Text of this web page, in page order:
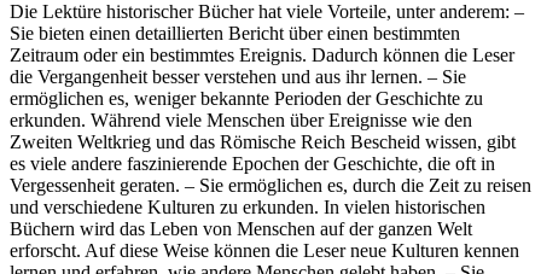
Die Lektüre historischer Bücher hat viele Vorteile, unter anderem: –
Sie bieten einen detaillierten Bericht über einen bestimmten
Zeitraum oder ein bestimmtes Ereignis. Dadurch können die Leser
die Vergangenheit besser verstehen und aus ihr lernen. – Sie
ermöglichen es, weniger bekannte Perioden der Geschichte zu
erkunden. Während viele Menschen über Ereignisse wie den
Zweiten Weltkrieg und das Römische Reich Bescheid wissen, gibt
es viele andere faszinierende Epochen der Geschichte, die oft in
Vergessenheit geraten. – Sie ermöglichen es, durch die Zeit zu reisen
und verschiedene Kulturen zu erkunden. In vielen historischen
Büchern wird das Leben von Menschen auf der ganzen Welt
erforscht. Auf diese Weise können die Leser neue Kulturen kennen